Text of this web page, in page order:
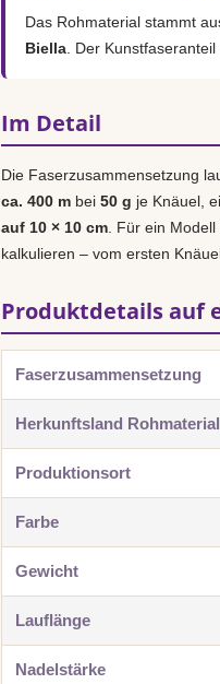
Das Rohmaterial stammt
Biella . Der
Im Detail
Die Faserzusammensetzung
ca. 400 m bei 50 g je Knäuel,
auf 10 × 10 cm . Für ein
kalkulieren – vom ersten
Produktdetails auf
Faserzusammensetzung
Herkunftsland Rohmaterial
Produktionsort
Farbe
Gewicht
Lauflänge
Nadelstärke